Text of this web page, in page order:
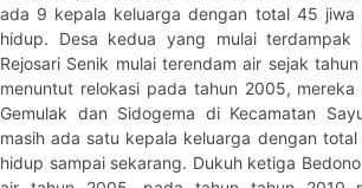
ada 9 kepala keluarga dengan total 45 jiwa
hidup. Desa kedua yang mulai terdampak
Rejosari Senik mulai terendam air sejak
menuntut relokasi pada tahun 2005,
Gemulak dan Sidogema di Kecamatan
masih ada satu kepala keluarga dengan
hidup sampai sekarang. Dukuh ketiga